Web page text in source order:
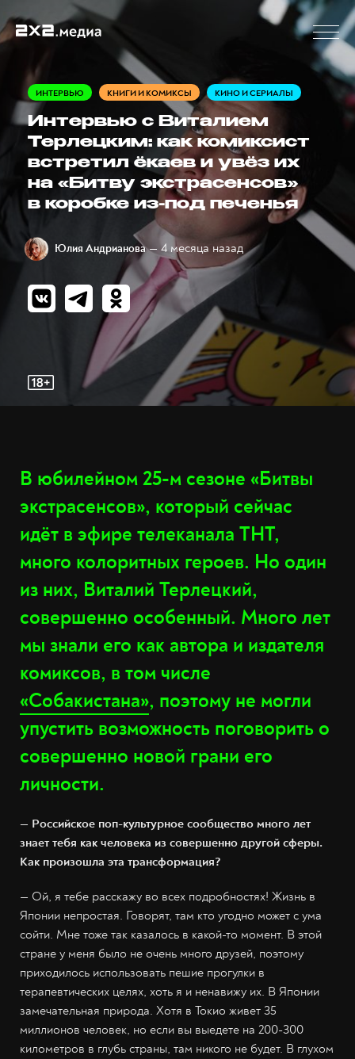
ИНТЕРВЬЮ КНИГИ И КОМИКСЫ КИНО И СЕРИАЛЫ
Интервью с Виталием
Терлецким: как комиксист
встретил ёкаев и увёз их
на «Битву экстрасенсов»
в коробке из-под печенья
Юлия Андрианова — 4 месяца назад
В юбилейном 25-м сезоне «Битвы
экстрасенсов», который сейчас
идёт в эфире телеканала ТНТ,
много колоритных героев. Но один
из них, Виталий Терлецкий,
совершенно особенный. Много лет
мы знали его как автора и издателя
комиксов, в том числе
«Собакистана», поэтому не могли
упустить возможность поговорить о
совершенно новой грани его
личности.
— Российское поп-культурное сообщество много лет
знает тебя как человека из совершенно другой сферы.
Как произошла эта трансформация?
— Ой, я тебе расскажу во всех подробностях! Жизнь в
Японии непростая. Говорят, там кто угодно может с ума
сойти. Мне тоже так казалось в какой-то момент. В этой
стране у меня было не очень много друзей, поэтому
приходилось использовать пешие прогулки в
терапевтических целях, хоть я и ненавижу их. В Японии
замечательная природа. Хотя в Токио живет 35
миллионов человек, но если вы выедете на 200-300
километров в глубь страны, там никого не будет. В глухом